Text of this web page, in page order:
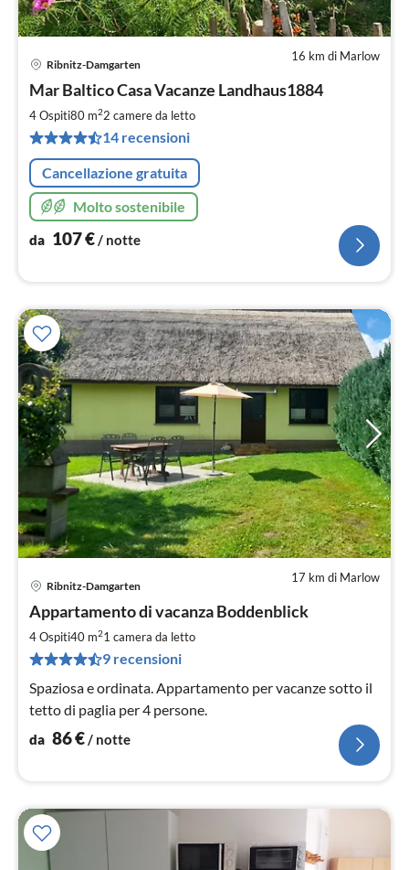
16 km di Marlow
Ribnitz-Damgarten
Mar Baltico Casa Vacanze Landhaus1884
4 Ospiti80 m22 camere da letto
14 recensioni
Cancellazione gratuita
Molto sostenibile
da 107€ / notte
17 km di Marlow
Ribnitz-Damgarten
Appartamento di vacanza Boddenblick
4 Ospiti40 m21 camera da letto
9 recensioni
Spaziosa e ordinata. Appartamento per vacanze sotto il
tetto di paglia per 4 persone.
da 86€/ notte